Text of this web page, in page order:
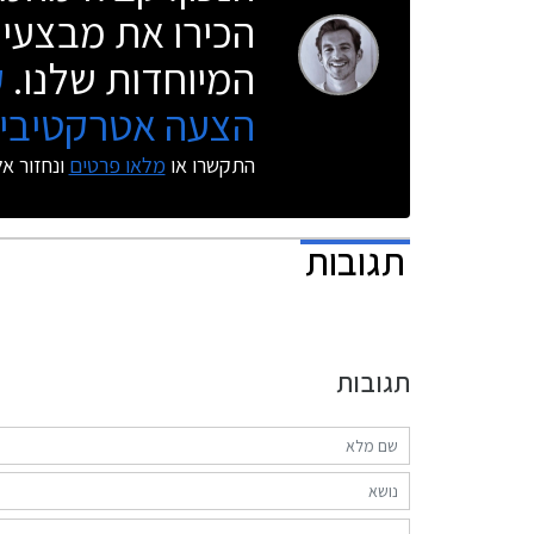
הכירו את
המיוחדות שלנו.
הצעה
התקשרו או מלאו פרטים ונחזור
תגובות
תגובות